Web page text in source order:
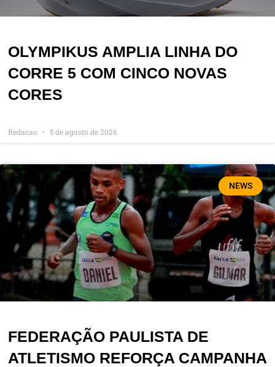
OLYMPIKUS AMPLIA LINHA DO
CORRE 5 COM CINCO NOVAS
CORES
Redacao 5 de agosto de 2026
NEWS
FEDERAÇÃO PAULISTA DE
ATLETISMO REFORÇA CAMPANHA